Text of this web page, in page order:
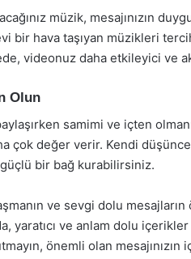
müzik, mesajınızın
bir hava taşıyan müzikleri
videonuz daha etkileyici ve
Olun
samimi ve içten
çok değer verir. Kendi
bir bağ kurabilirsiniz.
ve sevgi dolu mesajların
yaratıcı ve anlam dolu
önemli olan